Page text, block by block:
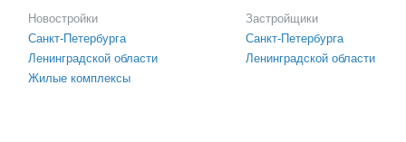
Новостройки
Санкт-Петербурга
Ленинградской области
Жилые комплексы
Застройщики
Санкт-Петербурга
Ленинградской области